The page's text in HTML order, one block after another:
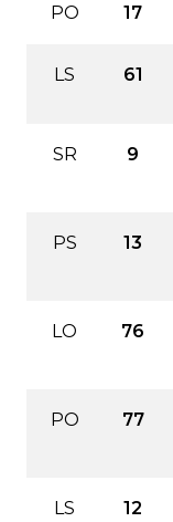
PO 17
LS 61
SR 9
PS 13
LO 76
PO 77
LS 12